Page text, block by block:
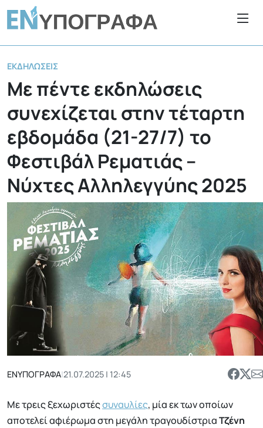
ΕΚΔΗΛΏΣΕΙΣ
Με πέντε εκδηλώσεις
συνεχίζεται στην τέταρτη
εβδομάδα (21-27/7) το
Φεστιβάλ Ρεματιάς –
Νύχτες Αλληλεγγύης 2025
ΕΝΥΠΟΓΡΑΦΑ|21.07.2025 | 12:45
Με τρεις ξεχωριστέςσυναυλίες, μία εκ των οποίων
αποτελεί αφιέρωμα στη μεγάλη τραγουδίστριαΤζένη